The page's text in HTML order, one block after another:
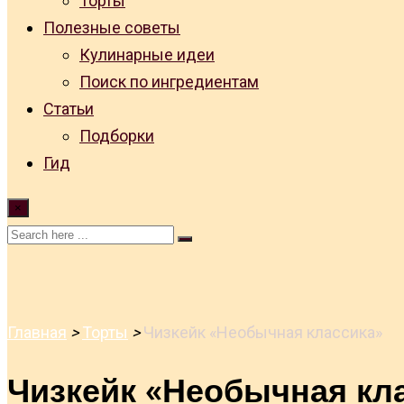
Полезные советы
Кулинарные идеи
Поиск по ингредиентам
Статьи
Подборки
Гид
×
Главная >Торты >Чизкейк «Необычная классика»
Чизкейк «Необычная